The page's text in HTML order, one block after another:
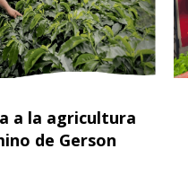
a la agricultura
de Gerson